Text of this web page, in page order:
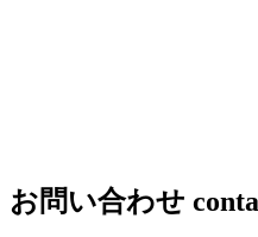
お問い合わせ